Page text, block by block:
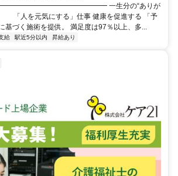
一生分の“ありが
人を元気にする」仕事 健康を促進する 「予
基づく施術を提供。 満足度は97％以上、多...
給 駅近5分以内 昇給あり